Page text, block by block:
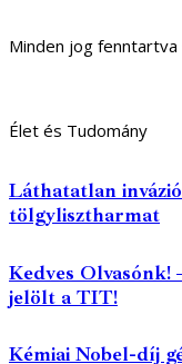
Minden jog
Élet és Tudomány
Láthatatlan
tölgylisztharmat
Kedves Olvasónk!
jelölt a TIT!
Kémiai Nobel-díj